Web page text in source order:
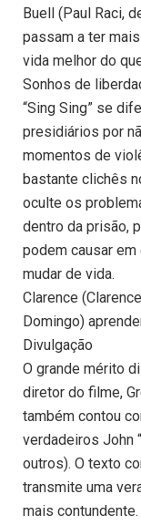
Buell (Paul Raci,
passam a ter
vida melhor do
Sonhos de
“Sing Sing” se
presidiários por
momentos de
bastante clichês
oculte os
dentro da prisão,
podem causar em
mudar de vida.
Clarence
Domingo)
Divulgação
O grande mérito
diretor do filme,
também contou
verdadeiros John
outros). O texto
transmite uma
mais